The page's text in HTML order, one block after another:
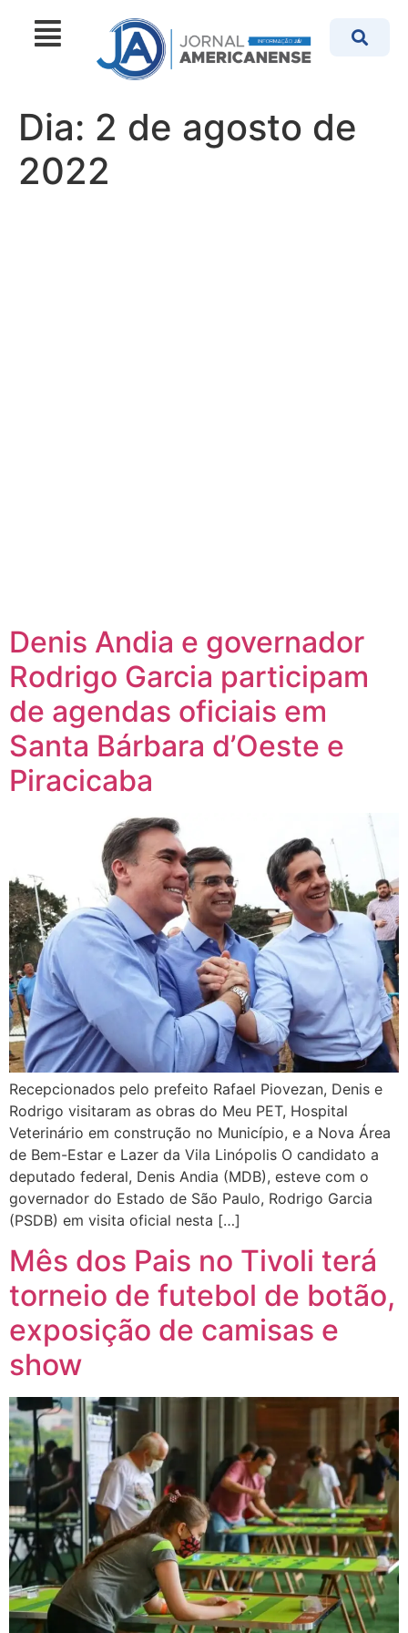
Dia: 2 de agosto de
2022
Denis Andia e governador
Rodrigo Garcia participam
de agendas oficiais em
Santa Bárbara d’Oeste e
Piracicaba
Recepcionados pelo prefeito Rafael Piovezan, Denis e
Rodrigo visitaram as obras do Meu PET, Hospital
Veterinário em construção no Município, e a Nova Área
de Bem-Estar e Lazer da Vila Linópolis O candidato a
deputado federal, Denis Andia (MDB), esteve com o
governador do Estado de São Paulo, Rodrigo Garcia
(PSDB) em visita oficial nesta […]
Mês dos Pais no Tivoli terá
torneio de futebol de botão,
exposição de camisas e
show